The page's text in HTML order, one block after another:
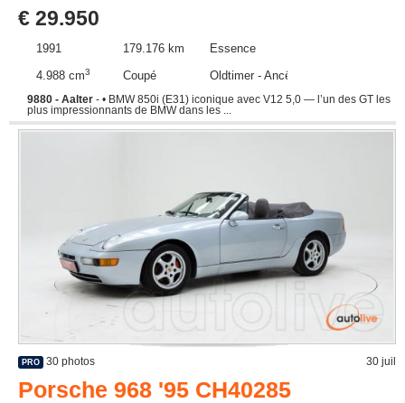
€ 29.950
1991 179.176 km
Essence
4.988 cm3 Coupé Oldtimer - Ancêtre
9880 - Aalter - • BMW 850i (E31) iconique avec V12 5,0 — l’un des GT les
plus impressionnants de BMW dans les ...
PRO 30 photos 30 juil
Porsche 968 '95 CH40285